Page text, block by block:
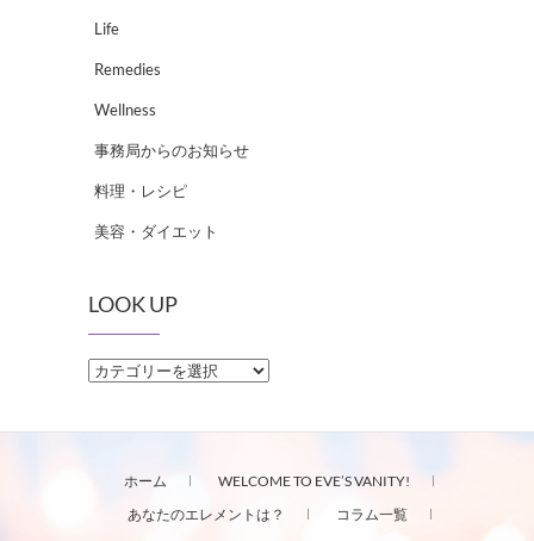
Life
Remedies
Wellness
事務局からのお知らせ
料理・レシピ
美容・ダイエット
LOOK UP
LOOK
ホーム
WELCOME TO EVE’S VANITY!
あなたのエレメントは？
コラム一覧